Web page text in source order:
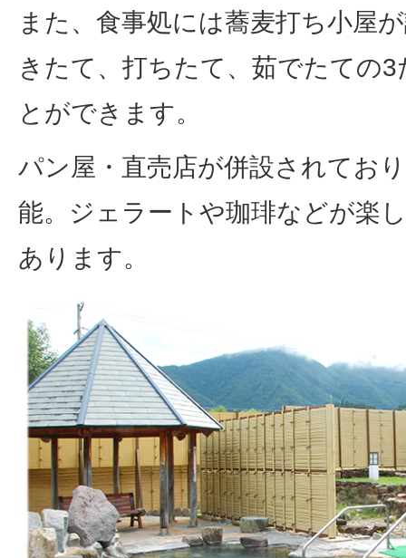
また、食事処には蕎麦打ち小屋
きたて、打ちたて、茹でたての
とができます。
パン屋・直売店が併設されてお
能。ジェラートや珈琲などが楽
あります。